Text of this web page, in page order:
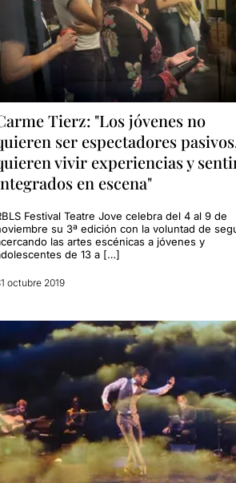
Tierz: "Los jóvenes no
ser espectadores
vivir experiencias y
en escena"
Festival Teatre Jove celebra del 4 al 9 de
su 3ª edición con la voluntad de
las artes escénicas a jóvenes y
de 13 a […]
octubre 2019